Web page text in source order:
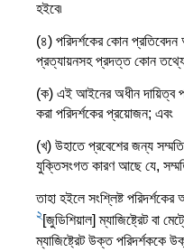
হইবে৷
(৪) পরিদর্শকের কোন
প্রত্যায়নসহ প্রদত্ত কোন
(ক) এই আইনের অধীন দায়িত্ব
করা পরিদর্শকের প্রয়োজন; এবং
(খ) উহাতে প্রবেশের জন্য সম্মতি
যুক্তিসংগত কারণ আছে যে,
তাহা হইলে সংশ্লিষ্ট
2[জুডিশিয়াল] ম্যাজিষ্ট্রেট বা
ম্যাজিষ্ট্রেট উক্ত পরিদর্শককে